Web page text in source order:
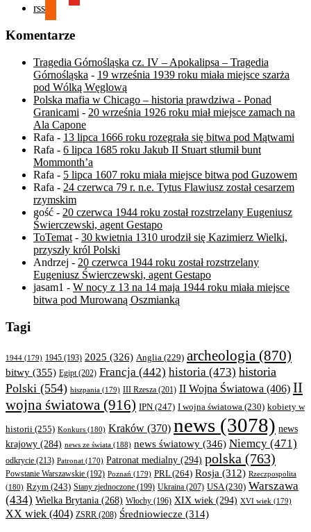
rss
Komentarze
Tragedia Górnośląska cz. IV – Apokalipsa – Tragedia
Górnośląska - 19 września 1939 roku miała miejsce szarża
pod Wólką Węglową
Polska mafia w Chicago – historia prawdziwa - Ponad
Granicami - 20 września 1926 roku miał miejsce zamach na
Ala Capone
Rafa - 13 lipca 1666 roku rozegrała się bitwa pod Mątwami
Rafa - 6 lipca 1685 roku Jakub II Stuart stłumił bunt
Mommonth’a
Rafa - 5 lipca 1607 roku miała miejsce bitwa pod Guzowem
Rafa - 24 czerwca 79 r. n.e. Tytus Flawiusz został cesarzem
rzymskim
gość - 20 czerwca 1944 roku został rozstrzelany Eugeniusz
Świerczewski, agent Gestapo
ToTemat - 30 kwietnia 1310 urodził się Kazimierz Wielki,
przyszły król Polski
Andrzej - 20 czerwca 1944 roku został rozstrzelany
Eugeniusz Świerczewski, agent Gestapo
jasam1 - W nocy z 13 na 14 maja 1944 roku miała miejsce
bitwa pod Murowaną Oszmianką
Tagi
1944 (179) 1945 (193) 2025 (326) Anglia (229) archeologia (870)
bitwy (355) Egipt(202) Francja (442) historia (473) historia
Polski (554) hiszpania (179) III Rzesza (201) II Wojna Światowa (406) II
wojna światowa (916) IPN (247) I wojna światowa (230) kobiety w
historii (255) Konkurs (180) Kraków (370) news (3078) news
krajowy (284) news ze świata (188) news światowy (346) Niemcy (471)
odkrycie (213) Patronat (170) Patronat medialny (294) polska (763)
Powstanie Warszawskie (192) Poznań (179) PRL(264) Rosja (312) Rzeczpospolita
(180) Rzym (243) Stany zjednoczone (199) Ukraina (207) USA(230) Warszawa
(434) Wielka Brytania (268) Włochy (196) XIX wiek (294) XVI wiek (179)
XX wiek (404) ZSRR (208) Średniowiecze (314)